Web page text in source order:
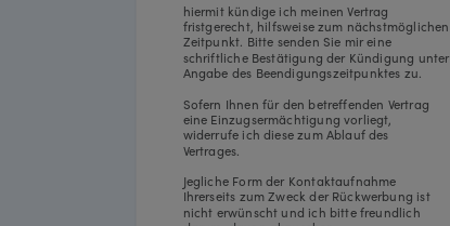
hiermit kündige ich meinen Vertrag
fristgerecht, hilfsweise zum nächstmöglichen
Zeitpunkt. Bitte senden Sie mir eine
schriftliche Bestätigung der Kündigung unter
Angabe des Beendigungszeitpunktes zu.
Sofern Ihnen für den betreffenden Vertrag
eine Einzugsermächtigung vorliegt,
widerrufe ich diese zum Ablauf des
Vertrages.
Jegliche Form der Kontaktaufnahme
Ihrerseits zum Zweck der Rückwerbung ist
nicht erwünscht und ich bitte freundlich